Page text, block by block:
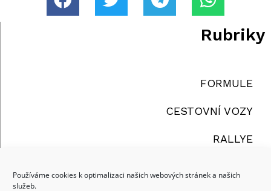
Používáme cookies k optimalizaci našich webových stránek a našich
služeb.
Rubriky
FORMULE
CESTOVNÍ VOZY
RALLYE